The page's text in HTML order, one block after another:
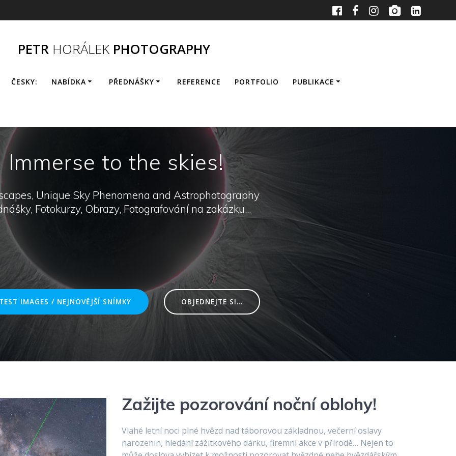
PETR HORÁLEK PHOTOGRAPHY
ČESKY: NABÍDKA PŘEDNÁŠKY REFERENCE PORTFOLIO PUBLIKACE
Immerse to the skies!
Unique Sky Phenomena and Astrophotography
Fotokurzy, Obrazy, Fotografování na zakázku...
IMAGES / NEJNOVĚJŠÍ SNÍMKY OBJEDNEJTE SI...
Zažijte pozorování noční oblohy!
Vlahé letní noci plné hvězd nad táborovou základnou, večerní oslavy
narozenin, hledání zážitkového dárku, firemní akce v přírodě… Nejen to